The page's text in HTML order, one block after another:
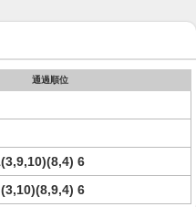
通過順位
6
6